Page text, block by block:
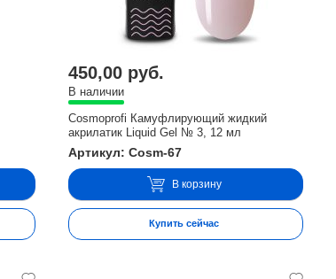
450,00 руб.
В наличии
Cosmoprofi Камуфлирующий жидкий
акрилатик Liquid Gel № 3, 12 мл
Артикул: Cosm-67
В корзину
Купить сейчас